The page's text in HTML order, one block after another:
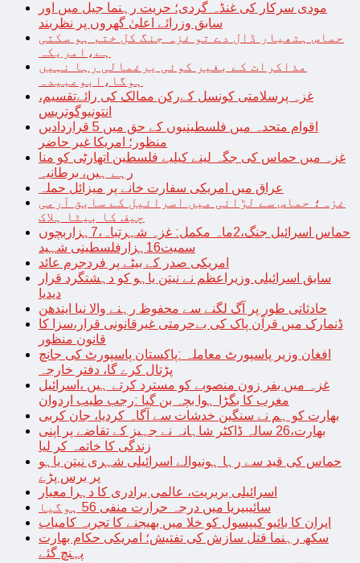
مودی سرکار کی غنڈہ گردی؛ حریت رہنما جیل میں اور
سابق وزرائے اعلیٰ گھروں پر نظربند
حماس ہتھیار ڈال دے تو غزہ جنگ کل ختم ہو سکتی
ہے،امریکہ
مذاکرات کے بغیر کوئی یرغمالی رہا نہیں
ہوگا،ابوعبیدہ
غزہ پرسلامتی کونسل کےرکن ممالک کی رائےتقسیم،
انتونیوگوتریس
اقوام متحدہ میں فلسطینیوں کے حق میں 5 قراردادیں
منظور؛ امریکا غیر حاضر
غزہ میں حماس کی جگہ لینے کیلیے فلسطین اتھارٹی کو منا
رہے ہیں، برطانیہ
عراق میں امریکی سفارت خانے پر میزائل حملہ
غزہ؛ حماس سے لڑائی میں اسرائیل کے سابق آرمی
چیف کا بیٹا ہلاک
حماس اسرائیل جنگ،2ماہ مکمل: غزہ شہرتباہ،7ہزاربچوں
سمیت16ہزارفلسطینی شہید
امریکی صدر کے بیٹے پر فردجرم عائد
سابق اسرائیلی وزیراعظم نے نیتن یاہو کو دہشتگرد قرار
دیدیا
حادثاتی طور پر آگ لگنے سے محفوظ رہنے والا نیا ایندھن
ڈنمارک میں قرآن پاک کی بےحرمتی غیرقانونی قرار،سزا کا
قانون منظور
افغان وزیر پاسپورٹ معاملہ :پاکستان پاسپورٹ کی جانچ
پڑتال کرے گا، دفتر خارجہ
غزہ میں بفر زون منصوبے کو مسترد کرتے ہیں ،اسرائیل
مغرب کا بگڑا ہوا بچہ بن گیا :رجب طیب اردوان
بھارت کو ہم نے سنگین خدشات سے آگاہ کردیا، جان کربی
بھارت،26 سالہ ڈاکٹر شاہانہ نے جہیز کے تقاضے پر اپنی
زندگی کا خاتمہ کر لیا
حماس کی قید سے رہا ہونیوالے اسرائیلی شہری نیتن یاہو
پر برس پڑے
اسرائیلی بربریت، عالمی برادری کا دہرا معیار
سائیبیریا میں درجہ حرارت منفی 56 ہوگیا
ایران کا بائیو کیپسول کو خلا میں بھیجنے کا تجربہ کامیاب
سکھ رہنما قتل سازش کی تفتیش؛ امریکی حکام بھارت
پہنچ گئے